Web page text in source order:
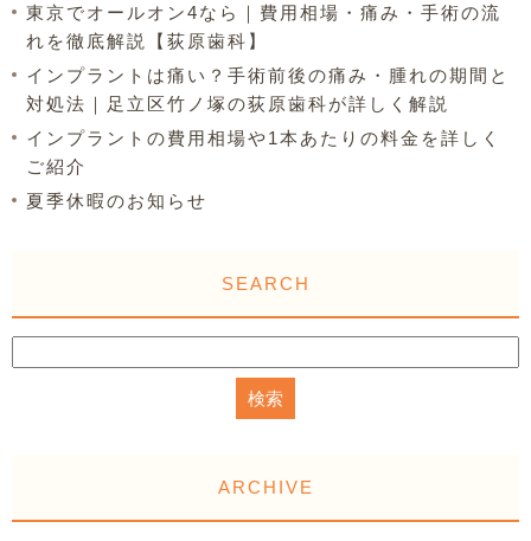
東京でオールオン4なら｜費用相場・痛み・手術の流
れを徹底解説【荻原歯科】
インプラントは痛い？手術前後の痛み・腫れの期間と
対処法｜足立区竹ノ塚の荻原歯科が詳しく解説
インプラントの費用相場や1本あたりの料金を詳しく
ご紹介
夏季休暇のお知らせ
SEARCH
ARCHIVE